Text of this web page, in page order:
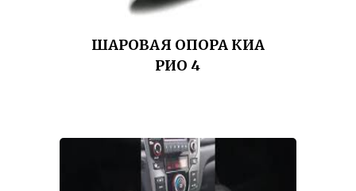
ШАРОВАЯ ОПОРА КИА
РИО 4